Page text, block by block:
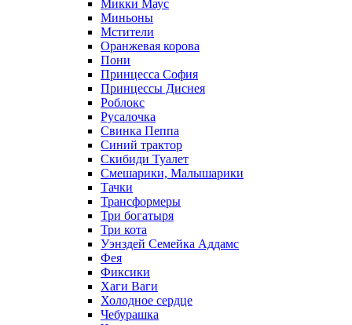
Микки Маус
Миньоны
Мстители
Оранжевая корова
Пони
Принцесса София
Принцессы Диснея
Роблокс
Русалочка
Свинка Пеппа
Синий трактор
Скибиди Туалет
Смешарики, Малышарики
Тачки
Трансформеры
Три богатыря
Три кота
Уэнздей Семейка Аддамс
Фея
Фиксики
Хаги Ваги
Холодное сердце
Чебурашка